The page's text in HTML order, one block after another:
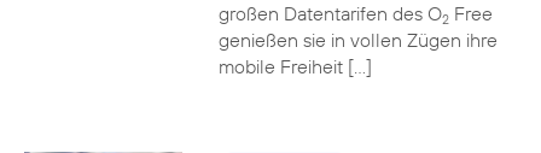
großen Datentarifen des O2Free
genießen sie in vollen Zügen ihre
mobile Freiheit […]